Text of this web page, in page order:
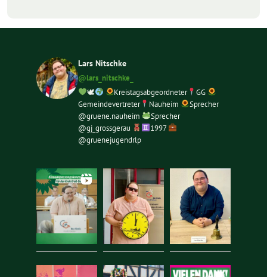
Lars Nitschke
@lars_nitschke_
🕊
Kreistagsabgeordneter
GG
Gemeindevertreter
Nauheim
Sprecher
@gruene.nauheim
Sprecher
@gj_grossgerau
1997
@gruenejugendrlp